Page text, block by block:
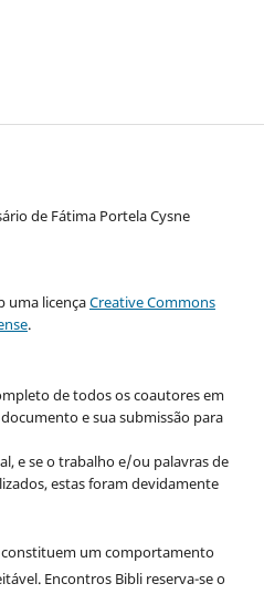
de Fátima Portela Cysne
uma licençaCreative Commons
.
de todos os coautores em
e sua submissão para
e se o trabalho e/ou palavras de
estas foram devidamente
constituem um comportamento
Encontros Bibli reserva-se o